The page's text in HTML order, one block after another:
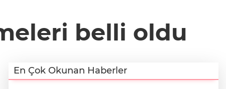
belli oldu
En Çok Okunan Haberler